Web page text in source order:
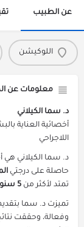
عن الطبيب
اللوكيشن
معلومات عن
د. سما الكيلاني
أخصائية العناية
اللاجراحي
د. سما الكيلاني هي
حاصلة على درجتي
تمتد لأكثر من 5 سنوات
تميزت د. سما
وفعالة، وحققت